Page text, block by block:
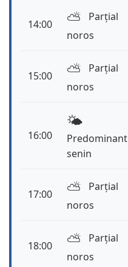
14:00 ⛅️
Parțial
noros
15:00 ⛅️
Parțial
noros
16:00
🌤️
Predominant
senin
17:00 ⛅️
Parțial
noros
18:00 ⛅️
Parțial
noros